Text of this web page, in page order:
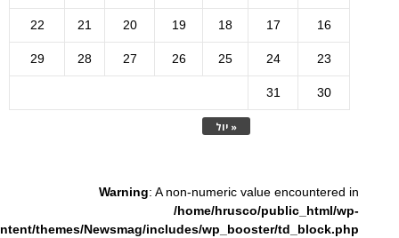
« יול
16
17
18
19
20
21
22
23
24
25
26
27
28
29
30
31
Warning: A non-numeric value encountered in
/home/hrusco/public_html/wp-
themes/Newsmag/includes/wp_booster/td_block.php